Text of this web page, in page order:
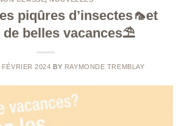
piqûres d’insectes🦟et
de belles vacances⛱️
FÉVRIER 2024 BY RAYMONDE TREMBLAY